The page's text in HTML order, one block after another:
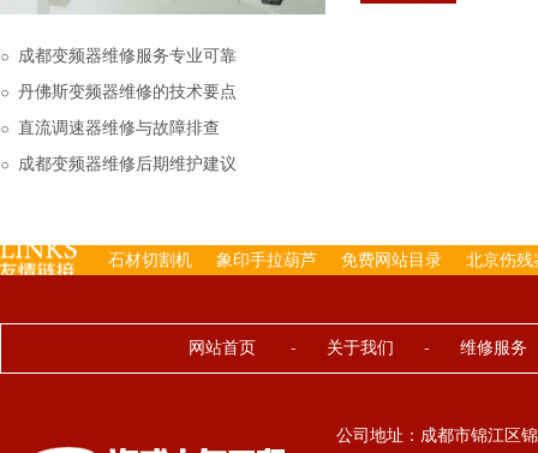
下来的，机内已经存有
成都变频器维修服务专业可靠
丹佛斯变频器维修的技术要点
直流调速器维修与故障排查
成都变频器维修后期维护建议
石材切割机 象印手拉葫芦 免费网站目录 北京伤残
网站首页 - 关于我们 - 维修服务
公司地址：成都市锦江区